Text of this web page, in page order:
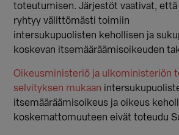
toteutumisen.Järjestöt vaativat, että
ryhtyy välittömästi toimiin
intersukupuolisten kehollisen ja
koskevan itsemääräämisoikeuden
Oikeusministeriö ja ulkoministeriön
selvityksen mukaan
itsemääräämisoikeus ja oikeus
koskemattomuuteen eivät toteudu